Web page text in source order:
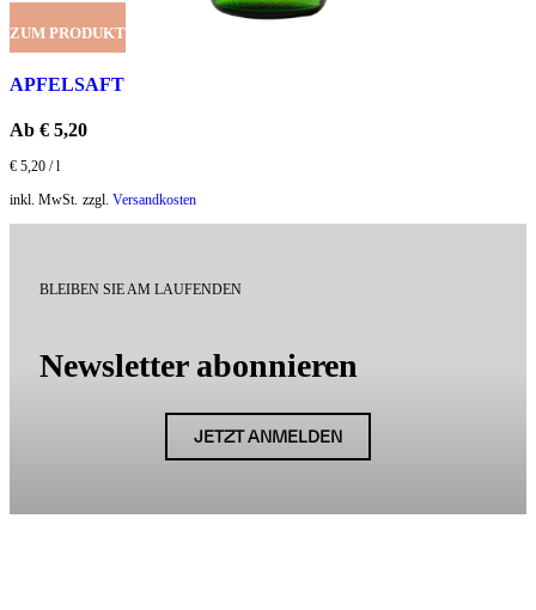
ZUM PRODUKT
APFELSAFT
Ab € 5,20
€ 5,20 /l
inkl. MwSt. zzgl. Versandkosten
BLEIBEN SIE AM LAUFENDEN
Newsletter abonnieren
JETZT ANMELDEN